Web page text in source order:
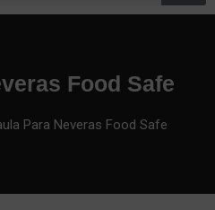
Food Safe
Para Neveras Food Safe